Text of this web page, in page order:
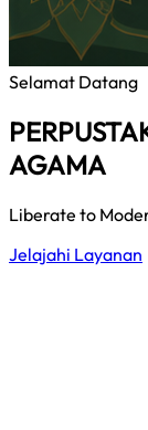
Selamat Datang
AGAMA
Liberate to
Jelajahi Layanan